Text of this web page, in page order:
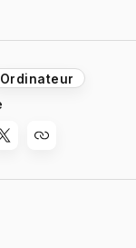
Ordinateur